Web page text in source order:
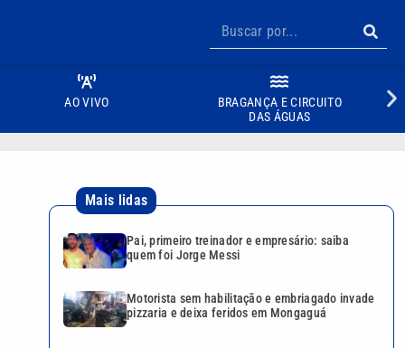
AO VIVO
BRAGANÇA E CIRCUITO
DAS ÁGUAS
Mais lidas
Pai, primeiro treinador e empresário: saiba
quem foi Jorge Messi
Motorista sem habilitação e embriagado invade
pizzaria e deixa feridos em Mongaguá